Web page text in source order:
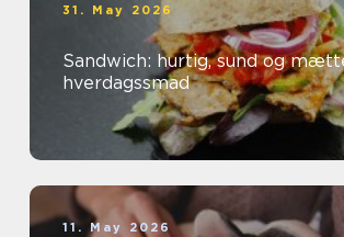
31. May 2026
Sandwich: hurtig, sund og
hverdagssmad
11. May 2026